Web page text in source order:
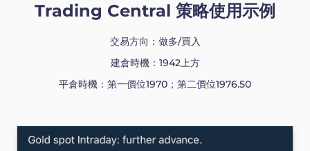
Trading Central 策略使用示例
交易方向：做多/買入
建倉時機：1942上方
平倉時機：第一價位1970；第二價位1976.50